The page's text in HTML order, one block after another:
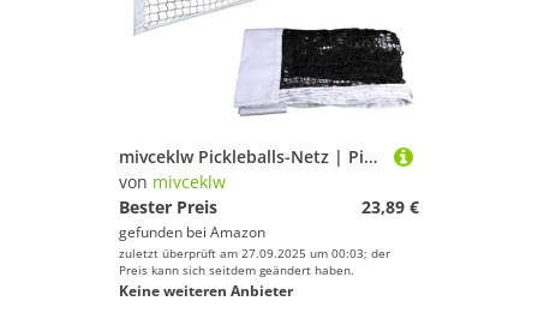
mivceklw Pickleballs-Netz | Pickleballs-Netz für Indoor- und Outdoor-Training, verstellbare Höhe, Sportspiel-Übungsgeräte für Fitnessstudio, Hof, Outdoor, Hinterhof, Schule, Auffahrt, Plätze
von mivceklw
Bester Preis
23,89 €
gefunden bei Amazon
zuletzt überprüft am 27.09.2025 um 00:03; der
Preis kann sich seitdem geändert haben.
Keine weiteren Anbieter